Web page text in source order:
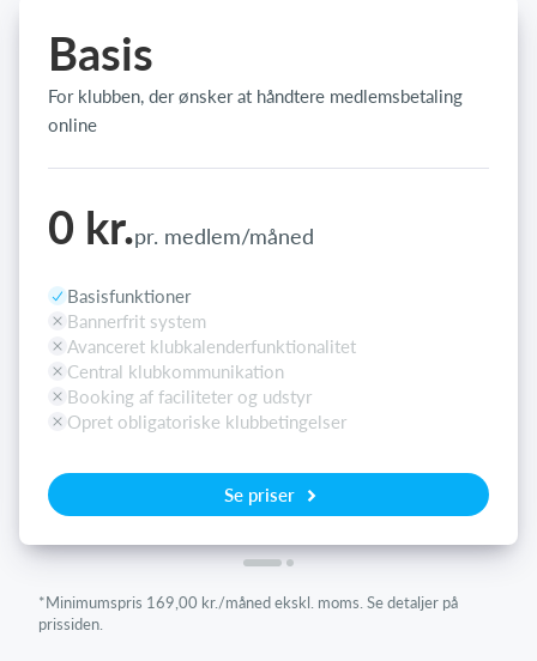
Basis
For klubben, der ønsker at håndtere medlemsbetaling
online
0 kr.pr. medlem/måned
Basisfunktioner
Bannerfrit system
Avanceret klubkalenderfunktionalitet
Central klubkommunikation
Booking af faciliteter og udstyr
Opret obligatoriske klubbetingelser
Se priser
*Minimumspris 169,00 kr./måned ekskl. moms. Se detaljer på
prissiden.